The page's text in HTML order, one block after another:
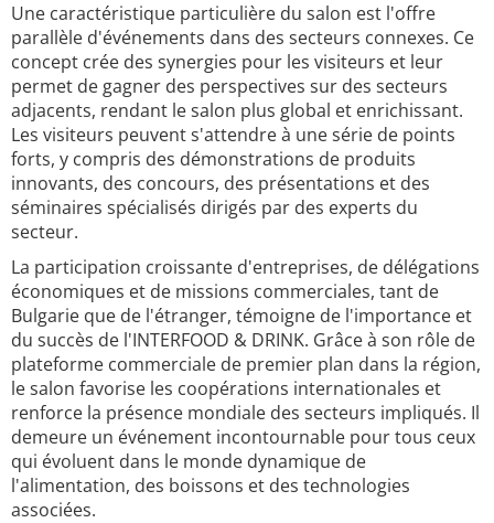
Une caractéristique particulière du salon est l'offre
parallèle d'événements dans des secteurs connexes. Ce
concept crée des synergies pour les visiteurs et leur
permet de gagner des perspectives sur des secteurs
adjacents, rendant le salon plus global et enrichissant.
Les visiteurs peuvent s'attendre à une série de points
forts, y compris des démonstrations de produits
innovants, des concours, des présentations et des
séminaires spécialisés dirigés par des experts du
secteur.
La participation croissante d'entreprises, de délégations
économiques et de missions commerciales, tant de
Bulgarie que de l'étranger, témoigne de l'importance et
du succès de l'INTERFOOD & DRINK. Grâce à son rôle de
plateforme commerciale de premier plan dans la région,
le salon favorise les coopérations internationales et
renforce la présence mondiale des secteurs impliqués. Il
demeure un événement incontournable pour tous ceux
qui évoluent dans le monde dynamique de
l'alimentation, des boissons et des technologies
associées.